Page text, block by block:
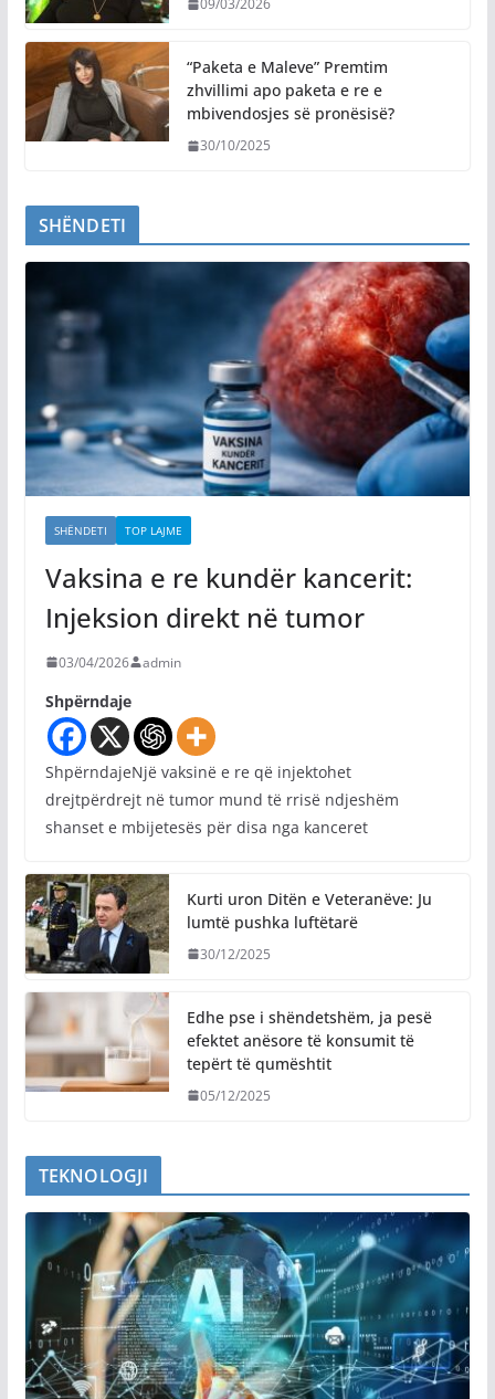
09/03/2026
“Paketa e Maleve” Premtim
zhvillimi apo paketa e re e
mbivendosjes së pronësisë?
30/10/2025
SHËNDETI
SHËNDETI TOP LAJME
Vaksina e re kundër kancerit:
Injeksion direkt në tumor
03/04/2026 admin
Shpërndaje
ShpërndajeNjë vaksinë e re që injektohet
drejtpërdrejt në tumor mund të rrisë ndjeshëm
shanset e mbijetesës për disa nga kanceret
Kurti uron Ditën e Veteranëve: Ju
lumtë pushka luftëtarë
30/12/2025
Edhe pse i shëndetshëm, ja pesë
efektet anësore të konsumit të
tepërt të qumështit
05/12/2025
TEKNOLOGJI